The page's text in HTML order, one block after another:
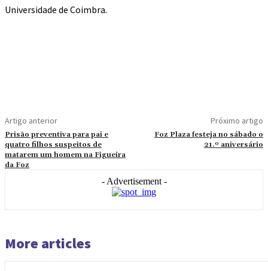
Universidade de Coimbra.
Artigo anterior
Prisão preventiva para pai e
quatro filhos suspeitos de
matarem um homem na Figueira
da Foz
Próximo artigo
Foz Plaza festeja no sábado o
21.º aniversário
- Advertisement -
More articles